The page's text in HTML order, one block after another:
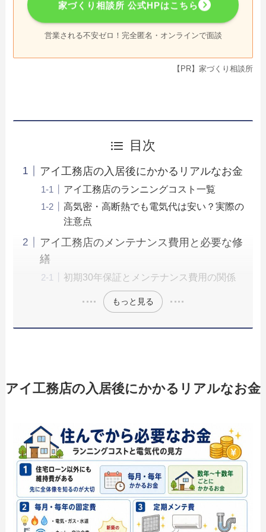
家づくり相談所 公式HPはこちら
営業される不安ゼロ！完全匿名・オンラインで面談
【PR】家づくり相談所
目次
アイ工務店の入居後にかかるリアルなお金
アイ工務店のランニングコスト一覧
高気密・高断熱でも電気代は安い？実際の
注意点
アイ工務店のメンテナンス費用と必要な修
繕
初期30年保証とメンテナンス費用の関係
もっと見る
アイ工務店の入居後にかかるリアルなお金